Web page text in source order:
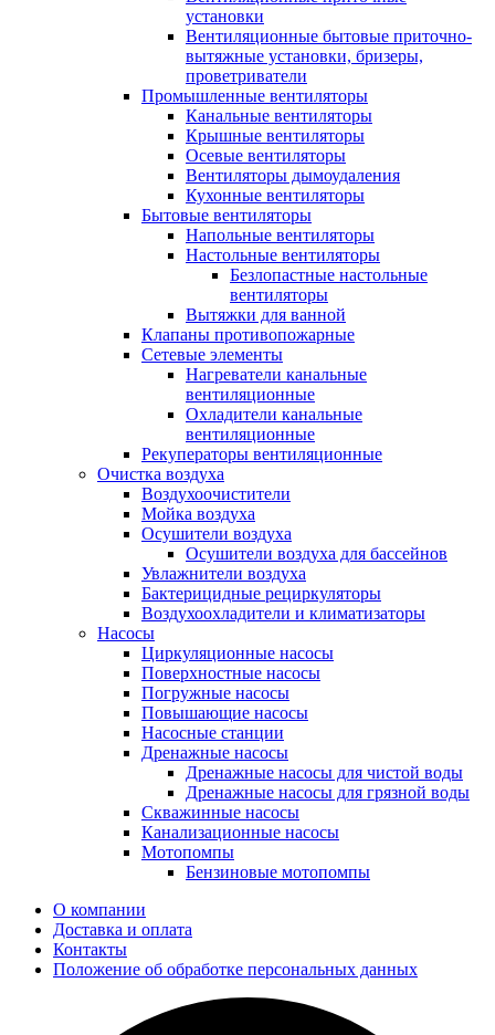
установки
Вентиляционные бытовые приточно-
вытяжные установки, бризеры,
проветриватели
Промышленные вентиляторы
Канальные вентиляторы
Крышные вентиляторы
Осевые вентиляторы
Вентиляторы дымоудаления
Кухонные вентиляторы
Бытовые вентиляторы
Напольные вентиляторы
Настольные вентиляторы
Безлопастные настольные
вентиляторы
Вытяжки для ванной
Клапаны противопожарные
Сетевые элементы
Нагреватели канальные
вентиляционные
Охладители канальные
вентиляционные
Рекуператоры вентиляционные
Очистка воздуха
Воздухоочистители
Мойка воздуха
Осушители воздуха
Осушители воздуха для бассейнов
Увлажнители воздуха
Бактерицидные рециркуляторы
Воздухоохладители и климатизаторы
Насосы
Циркуляционные насосы
Поверхностные насосы
Погружные насосы
Повышающие насосы
Насосные станции
Дренажные насосы
Дренажные насосы для чистой воды
Дренажные насосы для грязной воды
Скважинные насосы
Канализационные насосы
Мотопомпы
Бензиновые мотопомпы
О компании
Доставка и оплата
Контакты
Положение об обработке персональных данных